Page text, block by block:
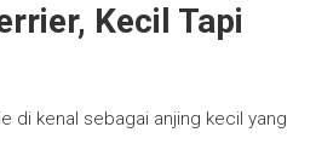
Kecil Tapi
di kenal sebagai anjing kecil yang